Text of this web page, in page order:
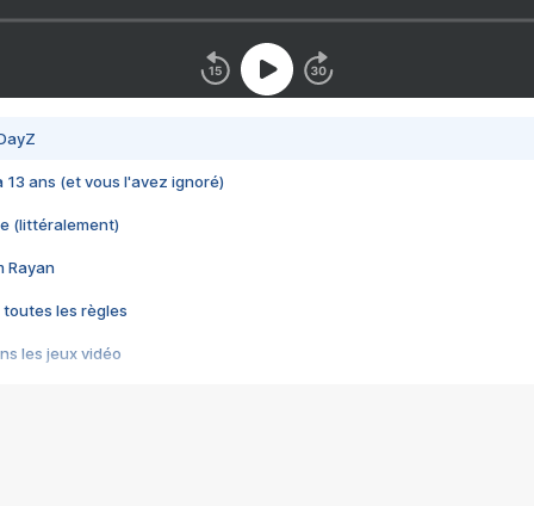
13 ans (et vous l'avez ignoré)
(littéralement)
Rayan
toutes les règles
les jeux vidéo